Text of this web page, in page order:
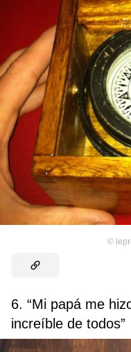
©
6. “Mi papá me
increíble de todos”